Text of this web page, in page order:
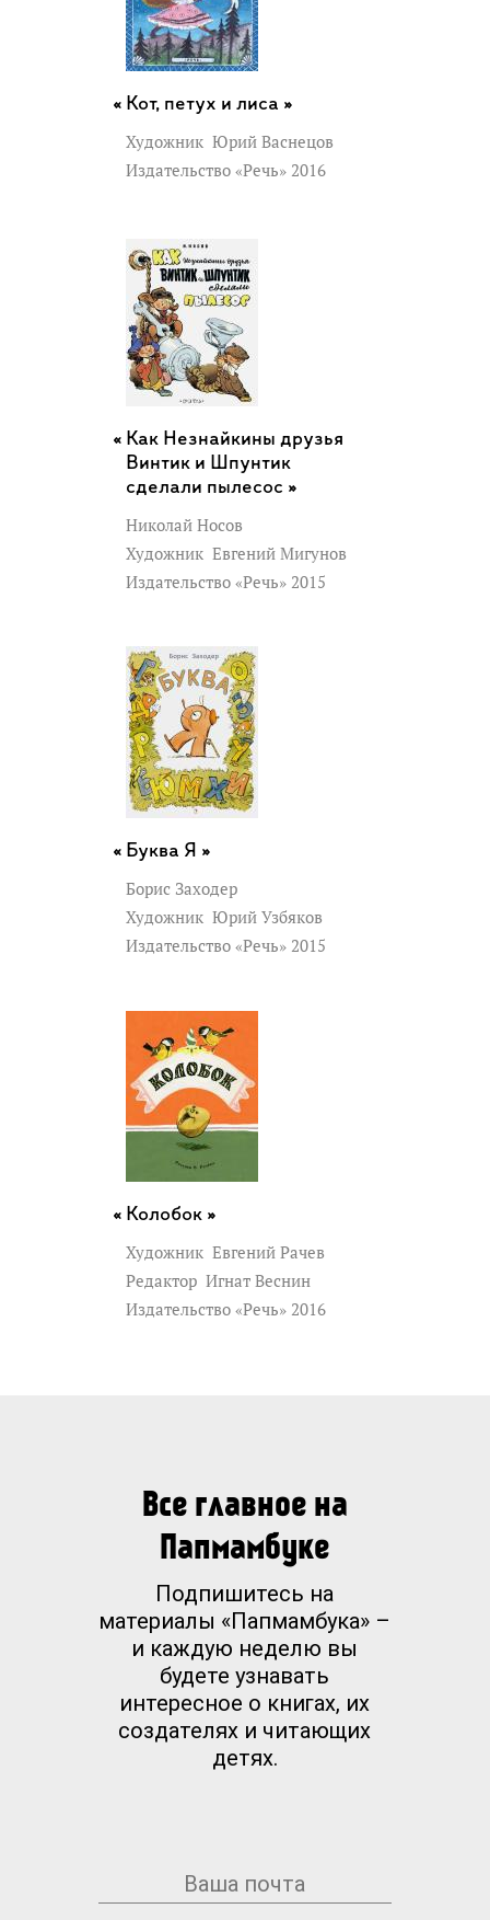
Кот, петух и лиса »
Художник Юрий Васнецов
Издательство «Речь» 2016
Как Незнайкины друзья
Винтик и Шпунтик
сделали пылесос »
Николай Носов
Художник Евгений Мигунов
Издательство «Речь» 2015
Буква Я »
Борис Заходер
Художник Юрий Узбяков
Издательство «Речь» 2015
Колобок »
Художник Евгений Рачев
Редактор Игнат Веснин
Издательство «Речь» 2016
Все главное на
Папмамбуке
Подпишитесь на
материалы «Папмамбука» –
и каждую неделю вы
будете узнавать
интересное о книгах, их
создателях и читающих
детях.